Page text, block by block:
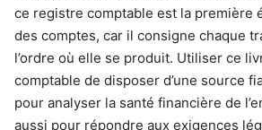
ce registre comptable est la première
des comptes, car il consigne chaque
l’ordre où elle se produit. Utiliser ce
comptable de disposer d’une source
pour analyser la santé financière de
aussi pour répondre aux exigences